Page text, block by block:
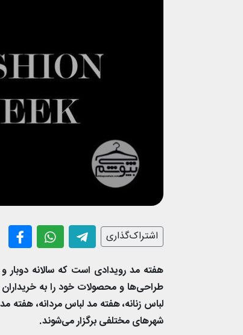
اشتراک‌گذاری
هفته مد رویدادی است که سالانه
طراحی‌ها و محصولات خود را به خریداران
لباس زنانه، هفته مد لباس مردانه،
شهرهای مختلفی برگزار می‌شوند.